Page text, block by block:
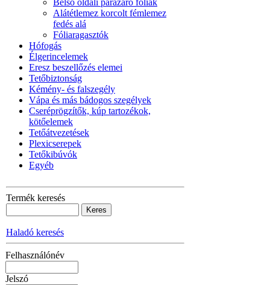
Belső oldali párazáró fóliák
Alátétlemez korcolt fémlemez
fedés alá
Fóliaragasztók
Hófogás
Élgerincelemek
Eresz beszellőzés elemei
Tetőbiztonság
Kémény- és falszegély
Vápa és más bádogos szegélyek
Cseréprögzítők, kúp tartozékok,
kötőelemek
Tetőátvezetések
Plexicserepek
Tetőkibúvók
Egyéb
Termék keresés
Haladó keresés
Felhasználónév
Jelszó